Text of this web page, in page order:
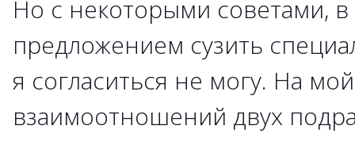
Но с некоторыми советами, в
предложением сузить
я согласиться не могу. На
взаимоотношений двух